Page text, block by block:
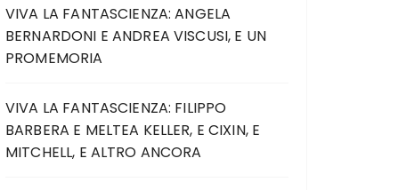
VIVA LA FANTASCIENZA: ANGELA
BERNARDONI E ANDREA VISCUSI, E UN
PROMEMORIA
VIVA LA FANTASCIENZA: FILIPPO
BARBERA E MELTEA KELLER, E CIXIN, E
MITCHELL, E ALTRO ANCORA